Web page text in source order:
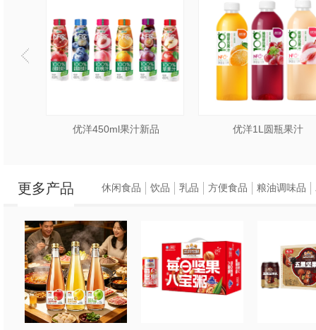
优洋450ml果汁新品 优洋1L圆瓶果汁
更多产品 休闲食品 饮品 乳品 方便食品 粮油调味品